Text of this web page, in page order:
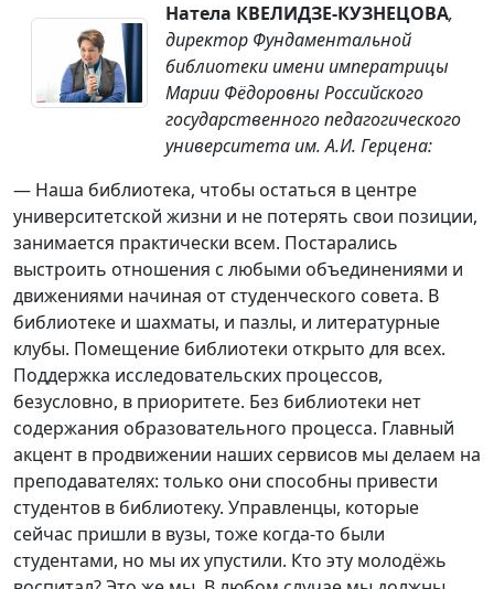
Натела КВЕЛИДЗЕ-КУЗНЕЦОВА,
директор Фундаментальной
библиотеки имени императрицы
Марии Фёдоровны Российского
государственного педагогического
университета им. А.И. Герцена:
— Наша библиотека, чтобы остаться в центре
университетской жизни и не потерять свои позиции,
занимается практически всем. Постарались
выстроить отношения с любыми объединениями и
движениями начиная от студенческого совета. В
библиотеке и шахматы, и пазлы, и литературные
клубы. Помещение библиотеки открыто для всех.
Поддержка исследовательских процессов,
безусловно, в приоритете. Без библиотеки нет
содержания образовательного процесса. Главный
акцент в продвижении наших сервисов мы делаем на
преподавателях: только они способны привести
студентов в библиотеку. Управленцы, которые
сейчас пришли в вузы, тоже когда-то были
студентами, но мы их упустили. Кто эту молодёжь